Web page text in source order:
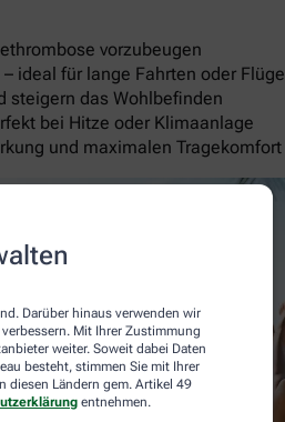
Darüber hinaus verwenden wir
Mit Ihrer Zustimmung
weiter. Soweit dabei Daten
besteht, stimmen Sie mit Ihrer
diesen Ländern gem. Artikel 49
entnehmen.
vorzubeugen
ideal für lange Fahrten oder Flüge
steigern das Wohlbefinden
bei Hitze oder Klimaanlage
und maximalen Tragekomfort